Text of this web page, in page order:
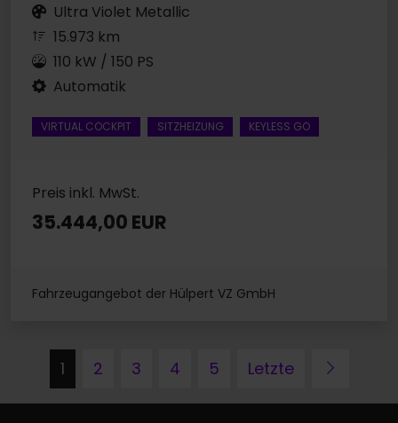
Ultra Violet Metallic
15.973 km
110 kW / 150 PS
Automatik
VIRTUAL COCKPIT SITZHEIZUNG KEYLESS GO
Preis inkl. MwSt.
35.444,00 EUR
Fahrzeugangebot der Hülpert VZ GmbH
1 2 3 4 5 Letzte